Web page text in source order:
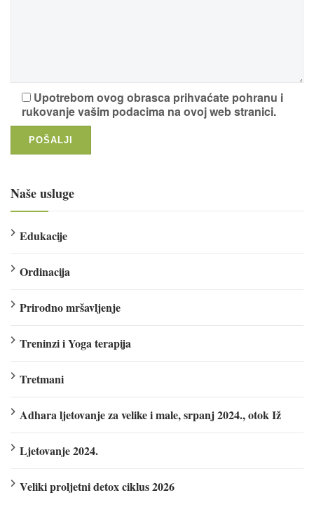
Upotrebom ovog obrasca prihvaćate pohranu i
rukovanje vašim podacima na ovoj web stranici.
Naše usluge
Edukacije
Ordinacija
Prirodno mršavljenje
Treninzi i Yoga terapija
Tretmani
Adhara ljetovanje za velike i male, srpanj 2024., otok Iž
Ljetovanje 2024.
Veliki proljetni detox ciklus 2026